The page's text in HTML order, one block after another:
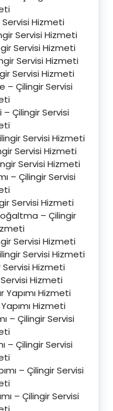
Servisi Hizmeti
Servisi Hizmeti
Servisi Hizmeti
Servisi Hizmeti
Servisi Hizmeti
– Çilingir Servisi
Çilingir Servisi
Servisi Hizmeti
Servisi Hizmeti
Servisi Hizmeti
– Çilingir Servisi
Servisi Hizmeti
– Çilingir
Servisi Hizmeti
Servisi Hizmeti
Servisi Hizmeti
Hizmeti
Hizmeti
Hizmeti
– Çilingir Servisi
– Çilingir Servisi
– Çilingir Servisi
– Çilingir Servisi